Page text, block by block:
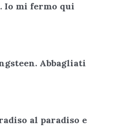
Io mi fermo qui
Abbagliati
al paradiso e